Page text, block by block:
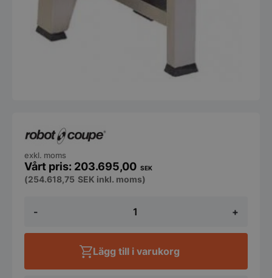
-
golvmodell
+
203.695,00 SEK
exkl. moms
(254.618,75 SEK inkl. moms)
Lägg till i varukorg